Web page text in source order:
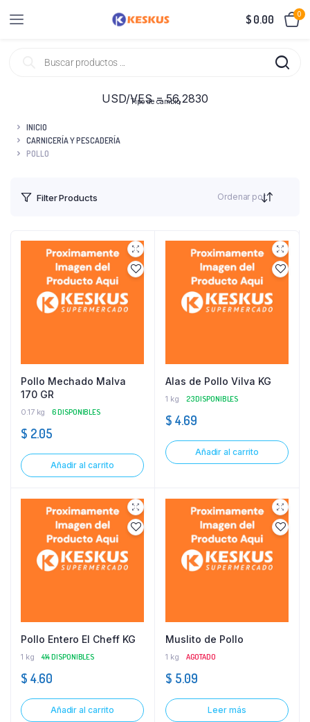
$ 0.00 0
Tipo de cambio
USD/VES = 56,2830
INICIO
CARNICERÍA Y PESCADERÍA
POLLO
Filter Products Ordenar por
Pollo Mechado Malva
170 GR
0.17 kg 6 DISPONIBLES
$ 2.05
Añadir al carrito
Alas de Pollo Vilva KG
1 kg 23 DISPONIBLES
$ 4.69
Añadir al carrito
Pollo Entero El Cheff KG
1 kg 414 DISPONIBLES
$ 4.60
Añadir al carrito
Muslito de Pollo
1 kg AGOTADO
$ 5.09
Leer más